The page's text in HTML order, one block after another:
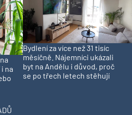
na
Bydlení za více než 31 tisíc
měsíčně. Nájemníci ukázali
byt na Andělu i důvod, proč
se po třech letech stěhují